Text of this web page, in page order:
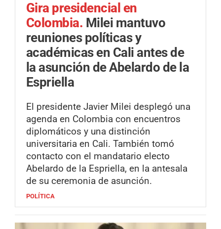
Gira presidencial en
Colombia. Milei mantuvo
reuniones políticas y
académicas en Cali antes de
la asunción de Abelardo de la
Espriella
El presidente Javier Milei desplegó una
agenda en Colombia con encuentros
diplomáticos y una distinción
universitaria en Cali. También tomó
contacto con el mandatario electo
Abelardo de la Espriella, en la antesala
de su ceremonia de asunción.
POLÍTICA